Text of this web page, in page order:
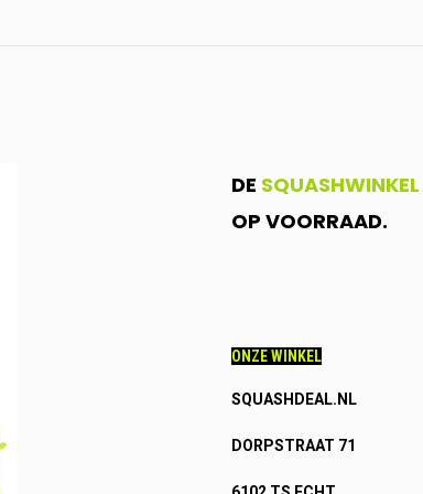
DE SQUASHWINKEL
OP VOORRAAD.
ONZE WINKEL
SQUASHDEAL.NL
DORPSTRAAT 71